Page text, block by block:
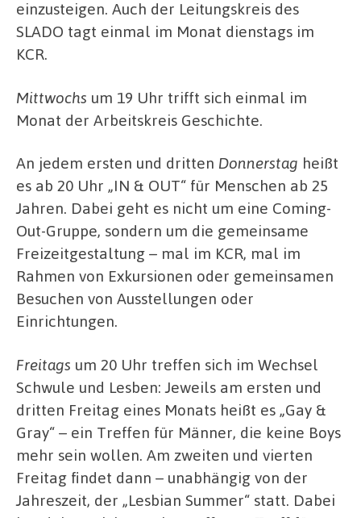
einzusteigen. Auch der Leitungskreis des
SLADO tagt einmal im Monat dienstags im
KCR.
Mittwochs um 19 Uhr trifft sich einmal im
Monat der Arbeitskreis Geschichte.
An jedem ersten und dritten Donnerstag heißt
es ab 20 Uhr „IN & OUT“ für Menschen ab 25
Jahren. Dabei geht es nicht um eine Coming-
Out-Gruppe, sondern um die gemeinsame
Freizeitgestaltung – mal im KCR, mal im
Rahmen von Exkursionen oder gemeinsamen
Besuchen von Ausstellungen oder
Einrichtungen.
Freitags um 20 Uhr treffen sich im Wechsel
Schwule und Lesben: Jeweils am ersten und
dritten Freitag eines Monats heißt es „Gay &
Gray“ – ein Treffen für Männer, die keine Boys
mehr sein wollen. Am zweiten und vierten
Freitag findet dann – unabhängig von der
Jahreszeit, der „Lesbian Summer“ statt. Dabei